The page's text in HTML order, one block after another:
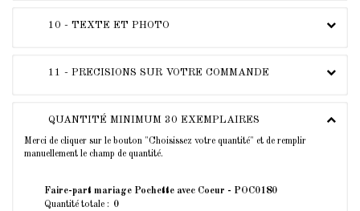
10 - TEXTE ET PHOTO
11 - PRECISIONS SUR VOTRE COMMANDE
QUANTITÉ MINIMUM 30 EXEMPLAIRES
Merci de cliquer sur le bouton "Choisissez votre quantité" et de remplir
manuellement le champ de quantité.
Faire-part mariage Pochette avec Coeur - POC0180
Quantité totale :